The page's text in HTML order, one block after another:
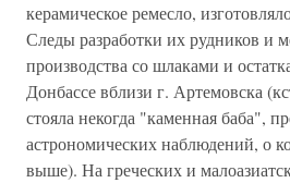
керамическое ремесло,
Следы разработки их рудников и
производства со шлаками и
Донбассе вблизи г. Артемовска
стояла некогда "каменная баба",
астрономических наблюдений, о
выше). На греческих и